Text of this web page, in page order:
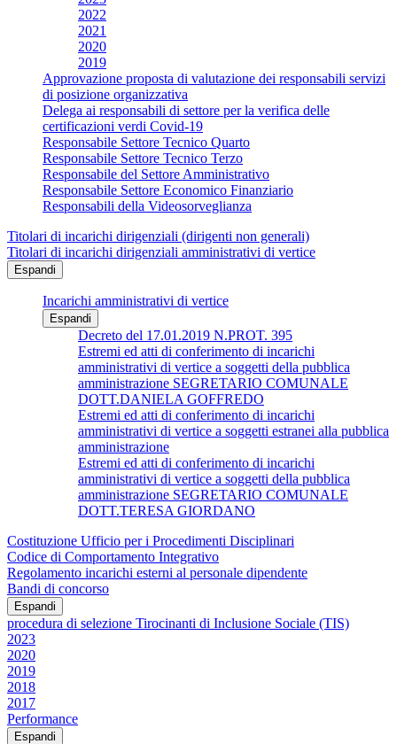
2022
2021
2020
2019
Approvazione proposta di valutazione dei responsabili servizi
di posizione organizzativa
Delega ai responsabili di settore per la verifica delle
certificazioni verdi Covid-19
Responsabile Settore Tecnico Quarto
Responsabile Settore Tecnico Terzo
Responsabile del Settore Amministrativo
Responsabile Settore Economico Finanziario
Responsabili della Videosorveglianza
Titolari di incarichi dirigenziali (dirigenti non generali)
Titolari di incarichi dirigenziali amministrativi di vertice
Espandi
Incarichi amministrativi di vertice
Espandi
Decreto del 17.01.2019 N.PROT. 395
Estremi ed atti di conferimento di incarichi
amministrativi di vertice a soggetti della pubblica
amministrazione SEGRETARIO COMUNALE
DOTT.DANIELA GOFFREDO
Estremi ed atti di conferimento di incarichi
amministrativi di vertice a soggetti estranei alla pubblica
amministrazione
Estremi ed atti di conferimento di incarichi
amministrativi di vertice a soggetti della pubblica
amministrazione SEGRETARIO COMUNALE
DOTT.TERESA GIORDANO
Costituzione Ufficio per i Procedimenti Disciplinari
Codice di Comportamento Integrativo
Regolamento incarichi esterni al personale dipendente
Bandi di concorso
Espandi
procedura di selezione Tirocinanti di Inclusione Sociale (TIS)
2023
2020
2019
2018
2017
Performance
Espandi